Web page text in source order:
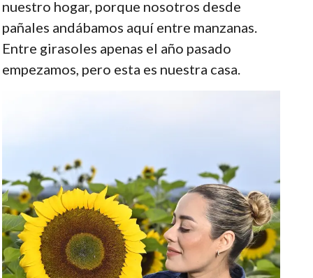
nuestro hogar, porque nosotros desde
pañales andábamos aquí entre manzanas.
Entre girasoles apenas el año pasado
empezamos, pero esta es nuestra casa.